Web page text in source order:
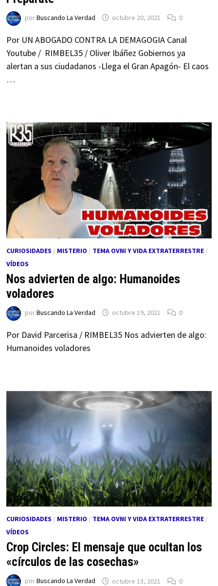
porBuscando La Verdad octubre 20, 2021 0
Por UN ABOGADO CONTRA LA DEMAGOGIA Canal
Youtube / RIMBEL35 / Oliver Ibáñez Gobiernos ya
alertan a sus ciudadanos -Llega el Gran Apagón- El caos
…
CURIOSIDADES / MISTERIO / TEMA OVNI Y VIDA EXTRATERRESTRE/
VÍDEOS
Nos advierten de algo: Humanoides
voladores
porBuscando La Verdad octubre 19, 2021 0
Por David Parcerisa / RIMBEL35 Nos advierten de algo:
Humanoides voladores
CURIOSIDADES / MISTERIO / TEMA OVNI Y VIDA EXTRATERRESTRE/
VÍDEOS
Crop Circles: El mensaje que ocultan los
«círculos de las cosechas»
porBuscando La Verdad octubre 13, 2021 0